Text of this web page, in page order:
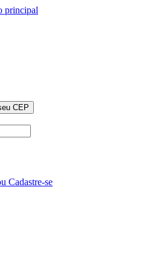
principal
CEP
Cadastre-se